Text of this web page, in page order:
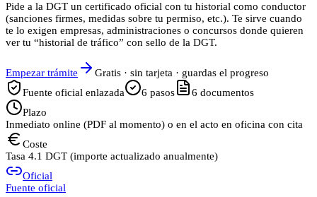
Pide a la DGT un certificado oficial con tu historial como conductor
(sanciones firmes, medidas sobre tu permiso, etc.). Te sirve cuando
te lo exigen empresas, administraciones o concursos donde quieren
ver tu “historial de tráfico” con sello de la DGT.
Empezar trámite
Gratis · sin tarjeta · guardas el progreso
Fuente oficial enlazada
6 pasos 6 documentos
Plazo
Inmediato online (PDF al momento) o en el acto en oficina con cita
Coste
Tasa 4.1 DGT (importe actualizado anualmente)
Oficial
Fuente oficial